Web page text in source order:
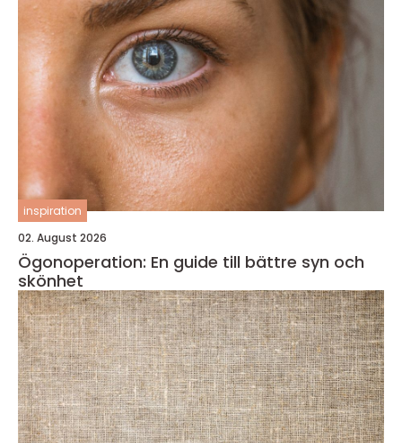
inspiration
02. August 2026
Ögonoperation: En guide till bättre syn och
skönhet